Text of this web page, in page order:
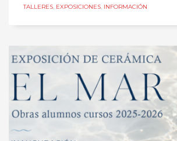
TALLERES, EXPOSICIONES, INFORMACIÓN